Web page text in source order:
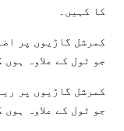
کا کہیں۔
کمرشل گاڑیوں پر
جو ٹول کے علاوہ ہوں
کمرشل گاڑیوں پر
جو ٹول کے علاوہ ہوں